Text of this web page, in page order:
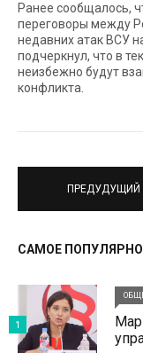
Ранее сообщалось,
переговоры между
недавних атак ВСУ
подчеркнул, что в
неизбежно будут
конфликта.
ПРЕДУДУЩИЙ
САМОЕ
1